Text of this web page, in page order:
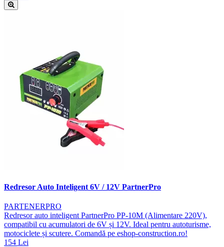
Redresor Auto Inteligent 6V / 12V PartnerPro
PARTENERPRO
Redresor auto inteligent PartnerPro PP-10M (Alimentare 220V),
compatibil cu acumulatori de 6V și 12V. Ideal pentru autoturisme,
motociclete și scutere. Comandă pe eshop-construction.ro!
154 Lei